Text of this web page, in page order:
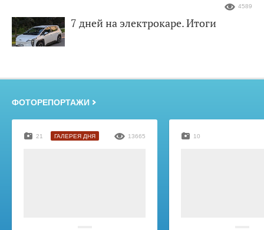
7 дней на электрокаре. Итоги
4589
ФОТОРЕПОРТАЖИ
21 ГАЛЕРЕЯ ДНЯ 13665 10